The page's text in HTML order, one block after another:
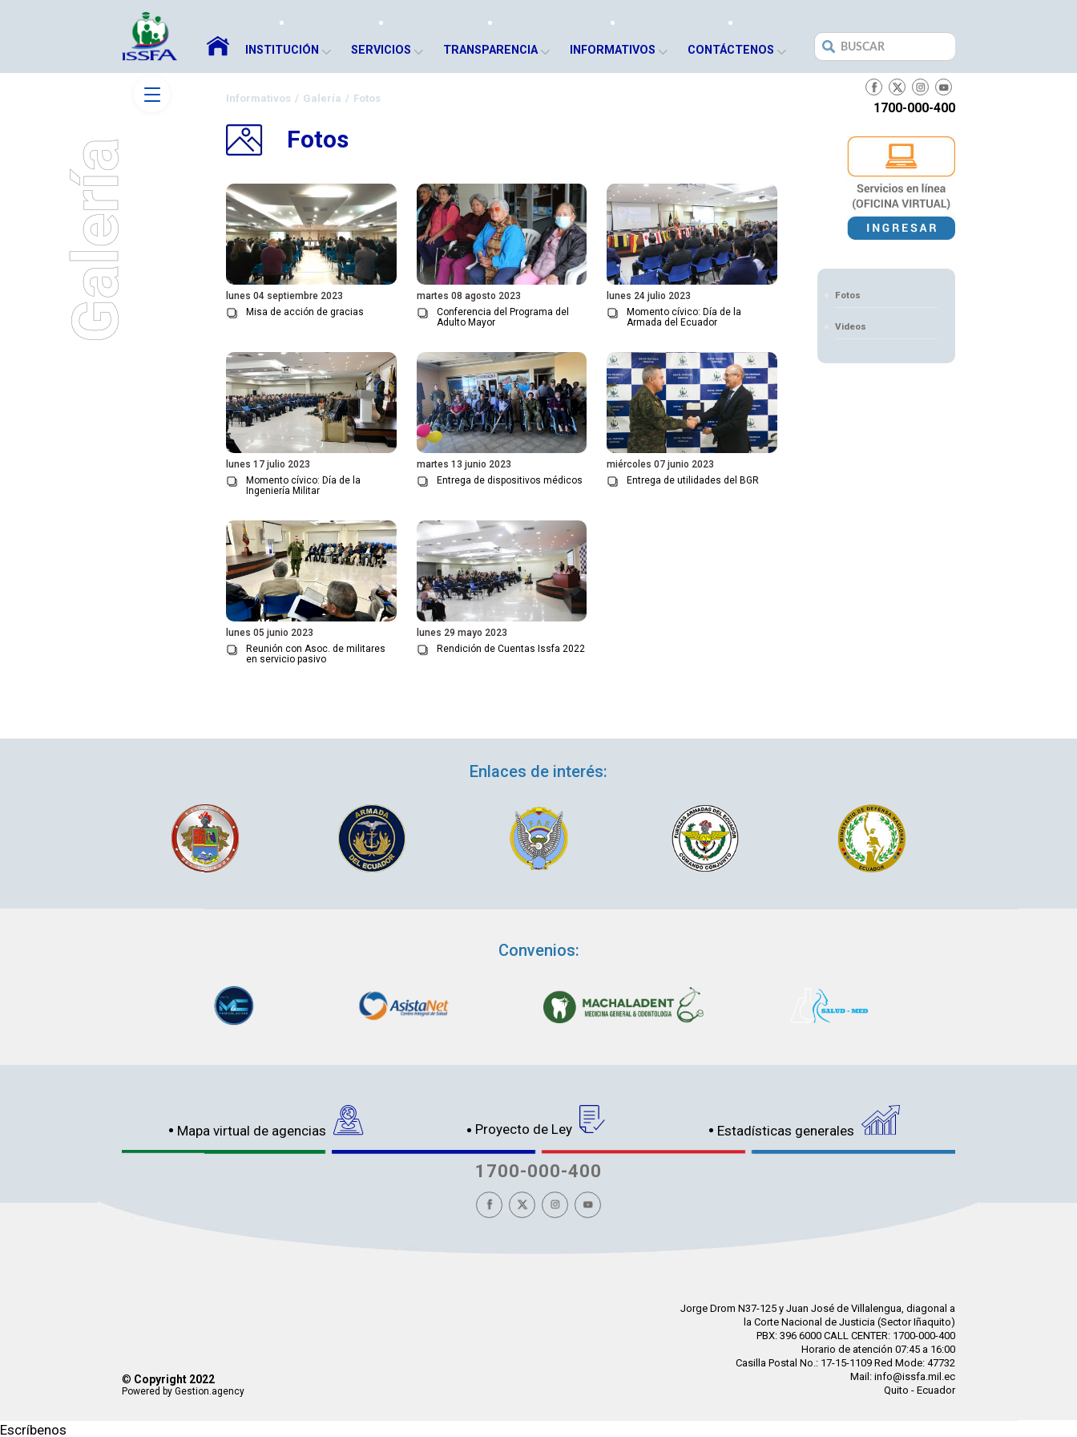
INSTITUCIÓN SERVICIOS TRANSPARENCIA INFORMATIVOS CONTÁCTENOS
Search
for:
1700-000-400
Informativos / Galería / Fotos
Fotos
lunes 04 septiembre 2023
Misa de acción de gracias
martes 08 agosto 2023
Conferencia del Programa del
Adulto Mayor
lunes 24 julio 2023
Momento cívico: Día de la
Armada del Ecuador
lunes 17 julio 2023
Momento cívico: Día de la
Ingeniería Militar
martes 13 junio 2023
Entrega de dispositivos médicos
miércoles 07 junio 2023
Entrega de utilidades del BGR
lunes 05 junio 2023
Reunión con Asoc. de militares
en servicio pasivo
lunes 29 mayo 2023
Rendición de Cuentas Issfa 2022
Fotos
Videos
Enlaces de interés:
Convenios:
Mapa virtual de agencias Proyecto de Ley Estadísticas generales
1700-000-400
© Copyright 2022
Powered by Gestion.agency
Jorge Drom N37-125 y Juan José de Villalengua, diagonal a
la Corte Nacional de Justicia (Sector Iñaquito)
PBX: 396 6000 CALL CENTER: 1700-000-400
Horario de atención 07:45 a 16:00
Casilla Postal No.: 17-15-1109 Red Mode: 47732
Mail: info@issfa.mil.ec
Quito - Ecuador
Escríbenos